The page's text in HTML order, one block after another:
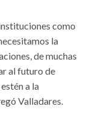
como
la
de muchas
al futuro de
a la
Valladares.